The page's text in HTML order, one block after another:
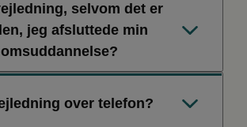
selvom det er
jeg afsluttede min
til videregående uddannelse,
arbejdsmarkedet samt
over telefon?